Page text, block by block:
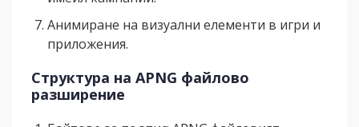
Анимиране на визуални елементи в игри и
приложения.
Структура на APNG файлово
разширение